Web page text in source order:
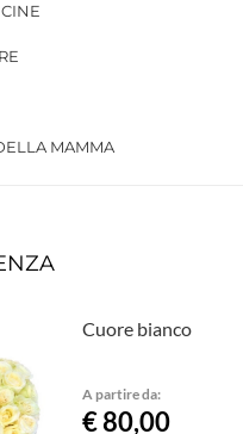
MAMMA
Cuore bianco
A partire da:
€ 80,00